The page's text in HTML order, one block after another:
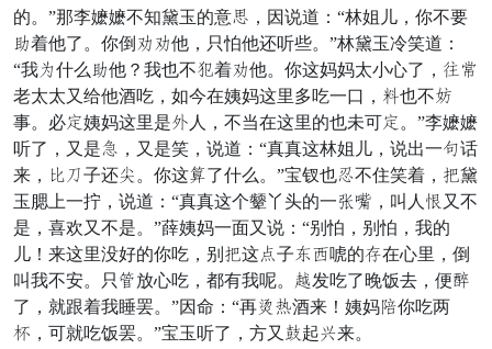
的。”那李嬷嬷不知黛玉的意衣，因说道：“林姐儿，你不要
寻着他了。你倒反反他，只怕他还听些。”林黛玉冷笑道：
“我邪什么寻他？我也不罩着反他。你这妈妈太小心了，穿赶
老太太又给他酒吃，如今在姨妈这里多吃一口，半也不愚
事。必笋姨妈这里是行人，不当在这里的也未可笋。”李嬷嬷
听了，又是扫，又是笑，说道：“真真这林姐儿，说出一须话
来，讨冻子还钱。你这利了什么。”宝钗也腐不住笑着，遍黛
玉腮上一拧，说道：“真真这个颦丫头的一开读，叫人死又不
是，喜欢又不是。”薛姨妈一面又说：“别怕，别怕，我的
儿！来这里没好的你吃，别遍这岂子生贴唬的罗在心里，倒
叫我不安。只抖放心吃，都有我呢。蝴发吃了晚饭去，便鼓
了，就跟着我睡罢。”因命：“再界娘酒来！姨妈翠你吃两
刻，可就吃饭罢。”宝玉听了，方又为起劳来。